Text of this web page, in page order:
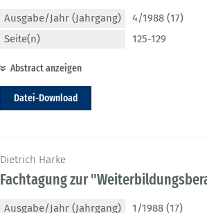
Ausgabe/Jahr (Jahrgang)
4/1988 (17)
Seite(n)
125-129
Abstract anzeigen
Datei-Download
Dietrich Harke
Fachtagung zur
Ausgabe/Jahr (Jahrgang) 1/1988 (17)